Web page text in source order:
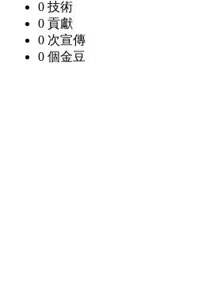
0 技術
0 貢獻
0 次宣傳
0 個金豆